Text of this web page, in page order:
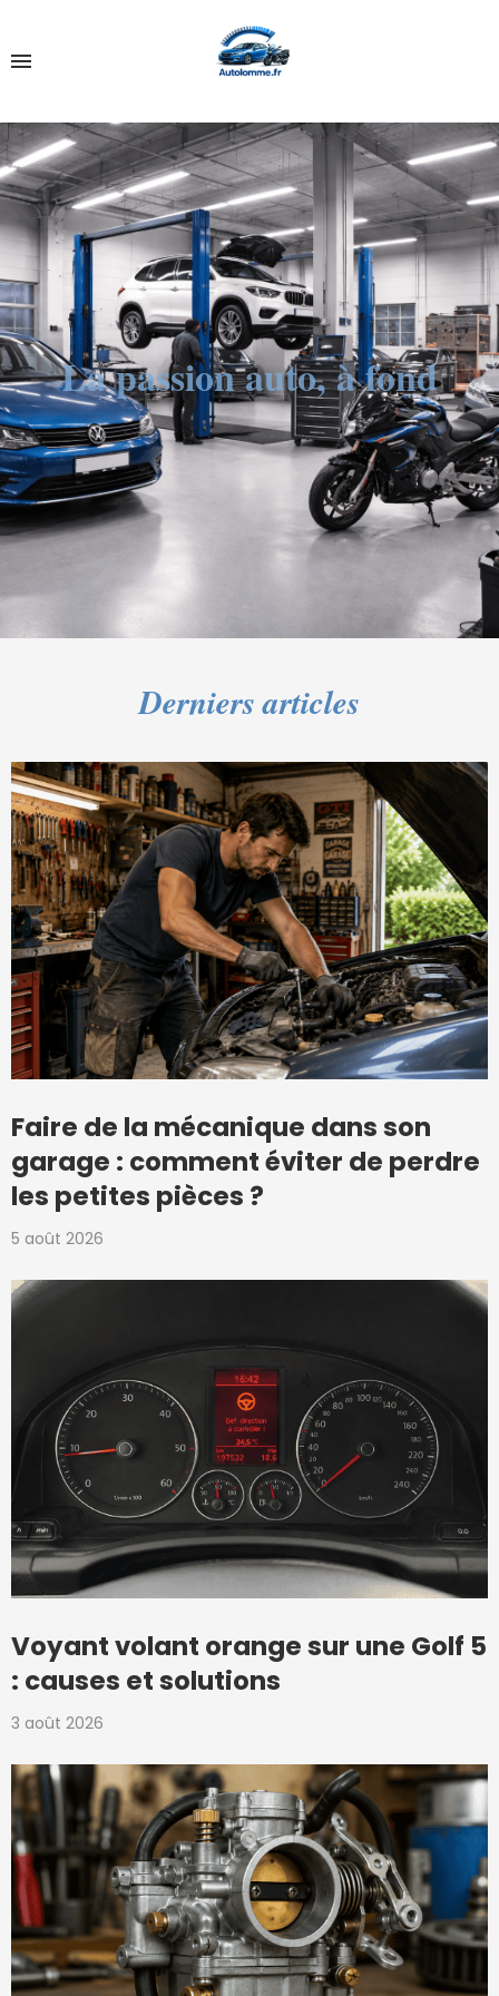
La passion auto, à fond
Derniers articles
Faire de la mécanique dans son
garage : comment éviter de perdre
les petites pièces ?
5 août 2026
Voyant volant orange sur une Golf 5
: causes et solutions
3 août 2026